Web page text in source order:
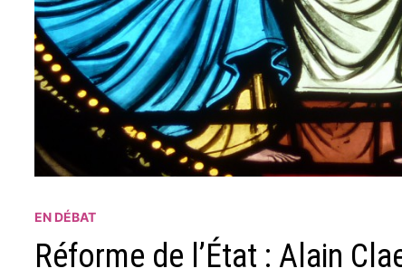
EN DÉBAT
Réforme de l’État : Alain